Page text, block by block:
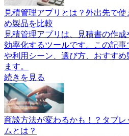
見積管理アプリとは？外出先で
め製品を比較
見積管理アプリは、見積書の作
効率化するツールです。この記
や利用シーン、選び方、おすす
ます。
続きを見る
商談方法が変わるかも！？タブ
ムとは？